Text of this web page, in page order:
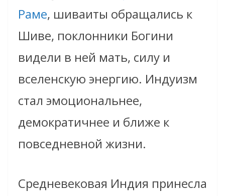
Раме, шиваиты обращались к
Шиве, поклонники Богини
видели в ней мать, силу и
вселенскую энергию. Индуизм
стал эмоциональнее,
демократичнее и ближе к
повседневной жизни.
Средневековая Индия принесла